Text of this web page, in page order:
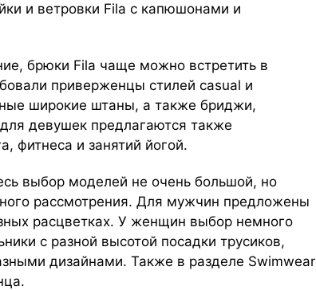
и ветровки Fila с капюшонами и
брюки Fila чаще можно встретить в
приверженцы стилей casual и
широкие штаны, а также бриджи,
девушек предлагаются также
фитнеса и занятий йогой.
выбор моделей не очень большой, но
рассмотрения. Для мужчин предложены
расцветках. У женщин выбор немного
с разной высотой посадки трусиков,
дизайнами. Также в разделе Swimwear